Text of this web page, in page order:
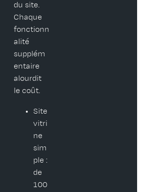
du site.
Chaque
fonctionn
alité
supplém
entaire
alourdit
le coût.
Site
vitri
ne
sim
ple :
de
100